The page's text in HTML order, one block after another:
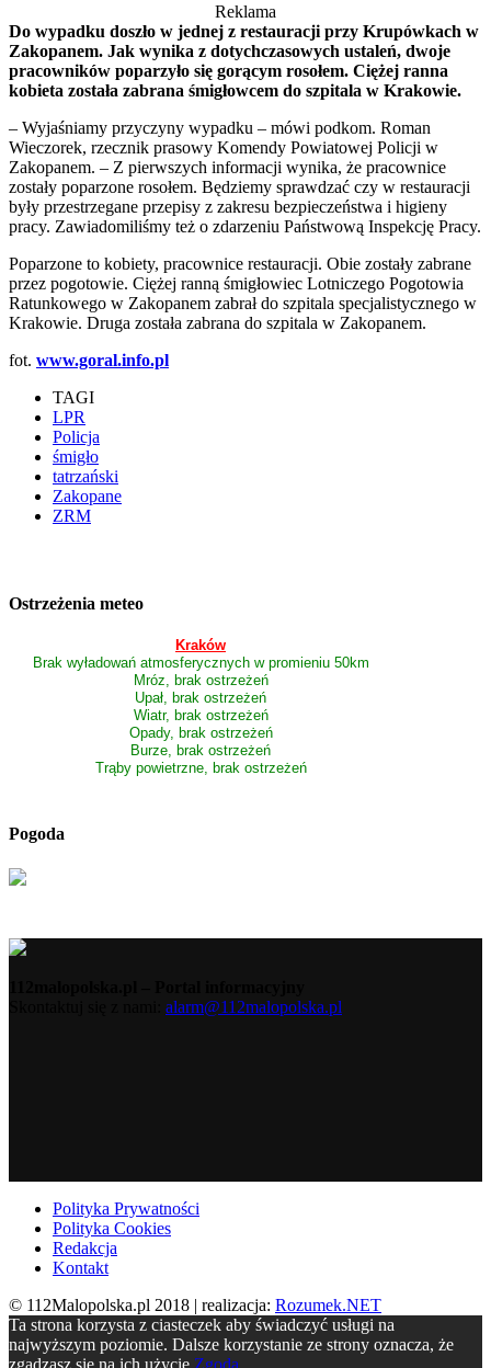
Reklama
Do wypadku doszło w jednej z restauracji przy Krupówkach w
Zakopanem. Jak wynika z dotychczasowych ustaleń, dwoje
pracowników poparzyło się gorącym rosołem. Ciężej ranna
kobieta została zabrana śmigłowcem do szpitala w Krakowie.
– Wyjaśniamy przyczyny wypadku – mówi podkom. Roman
Wieczorek, rzecznik prasowy Komendy Powiatowej Policji w
Zakopanem. – Z pierwszych informacji wynika, że pracownice
zostały poparzone rosołem. Będziemy sprawdzać czy w restauracji
były przestrzegane przepisy z zakresu bezpieczeństwa i higieny
pracy. Zawiadomiliśmy też o zdarzeniu Państwową Inspekcję Pracy.
Poparzone to kobiety, pracownice restauracji. Obie zostały zabrane
przez pogotowie. Ciężej ranną śmigłowiec Lotniczego Pogotowia
Ratunkowego w Zakopanem zabrał do szpitala specjalistycznego w
Krakowie. Druga została zabrana do szpitala w Zakopanem.
fot. www.goral.info.pl
TAGI
LPR
Policja
śmigło
tatrzański
Zakopane
ZRM
Ostrzeżenia meteo
Kraków
Brak wyładowań atmosferycznych w promieniu 50km
Mróz, brak ostrzeżeń
Upał, brak ostrzeżeń
Wiatr, brak ostrzeżeń
Opady, brak ostrzeżeń
Burze, brak ostrzeżeń
Trąby powietrzne, brak ostrzeżeń
Pogoda
alarm@112malopolska.pl
Polityka Prywatności
Polityka Cookies
Redakcja
Kontakt
© 112Malopolska.pl 2018 | realizacja: Rozumek.NET
Ta strona korzysta z ciasteczek aby świadczyć usługi na
najwyższym poziomie. Dalsze korzystanie ze strony oznacza, że
zgadzasz się na ich użycie. Zgoda